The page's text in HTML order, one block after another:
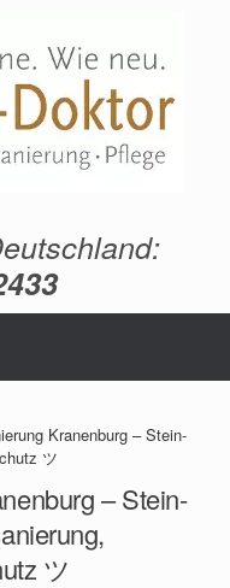
Kranenburg – Stein-
ツ
– Stein-
ツ